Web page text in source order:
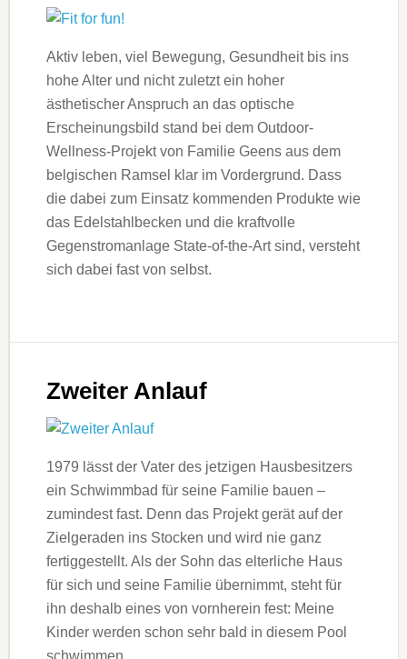
Aktiv leben, viel Bewegung, Gesundheit bis ins
hohe Alter und nicht zuletzt ein hoher
ästhetischer Anspruch an das optische
Erscheinungsbild stand bei dem Outdoor-
Wellness-Projekt von Familie Geens aus dem
belgischen Ramsel klar im Vordergrund. Dass
die dabei zum Einsatz kommenden Produkte wie
das Edelstahlbecken und die kraftvolle
Gegenstromanlage State-of-the-Art sind, versteht
sich dabei fast von selbst.
Zweiter Anlauf
1979 lässt der Vater des jetzigen Hausbesitzers
ein Schwimmbad für seine Familie bauen –
zumindest fast. Denn das Projekt gerät auf der
Zielgeraden ins Stocken und wird nie ganz
fertiggestellt. Als der Sohn das elterliche Haus
für sich und seine Familie übernimmt, steht für
ihn deshalb eines von vornherein fest: Meine
Kinder werden schon sehr bald in diesem Pool
schwimmen.